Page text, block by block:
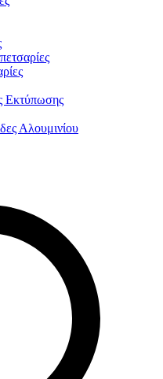
Εκτύπωσης
Αλουμινίου